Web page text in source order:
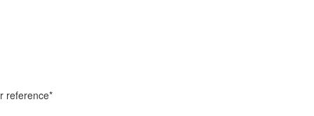
reference*